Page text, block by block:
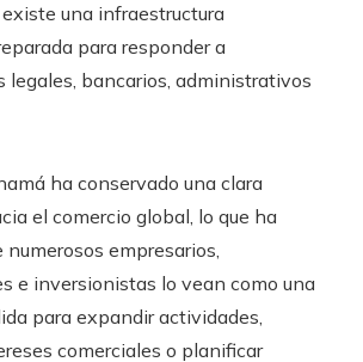
una infraestructura
para responder a
legales, bancarios, administrativos
ha conservado una clara
el comercio global, lo que ha
numerosos empresarios,
e inversionistas lo vean como una
para expandir actividades,
comerciales o planificar